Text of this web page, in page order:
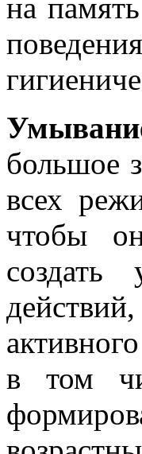
на
большое
всех
чтобы
создать
в том